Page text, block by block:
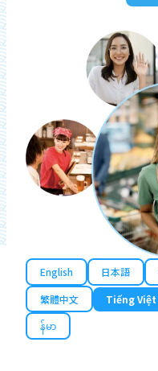
English 日本語
繁體中文
Tiếng Việt
န်မာ